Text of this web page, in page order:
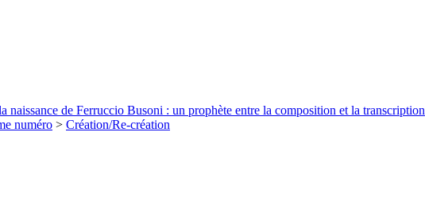
naissance de Ferruccio Busoni : un prophète entre la composition et la transcription
numéro > Création/Re-création